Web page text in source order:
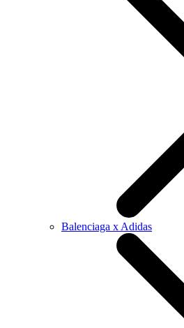
Balenciaga x Adidas